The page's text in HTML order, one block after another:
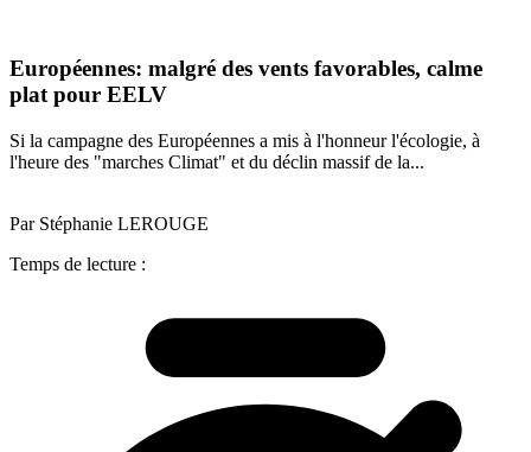
Européennes: malgré des vents favorables, calme
plat pour EELV
Si la campagne des Européennes a mis à l'honneur l'écologie, à
l'heure des "marches Climat" et du déclin massif de la...
Par Stéphanie LEROUGE
Temps de lecture :